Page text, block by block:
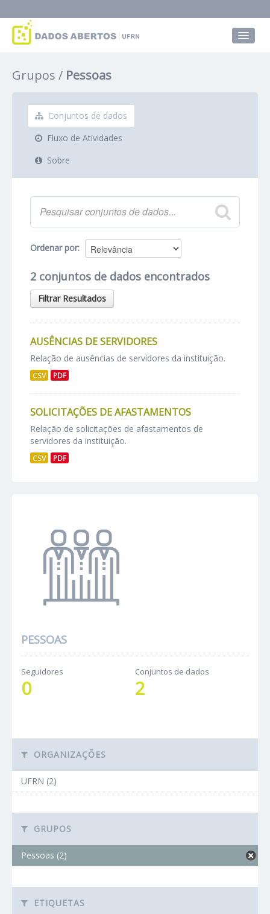
Grupos
Sobre
Grupos Pessoas
Conjuntos de dados
Fluxo de Atividades
Sobre
Ordenar por
2 conjuntos de dados encontrados
Filtrar Resultados
AUSÊNCIAS DE SERVIDORES
Relação de ausências de servidores da instituição.
CSV PDF
SOLICITAÇÕES DE AFASTAMENTOS
Relação de solicitações de afastamentos de
servidores da instituição.
CSV PDF
PESSOAS
Seguidores
0
Conjuntos de dados
2
ORGANIZAÇÕES
UFRN (2)
GRUPOS
Pessoas (2)
ETIQUETAS